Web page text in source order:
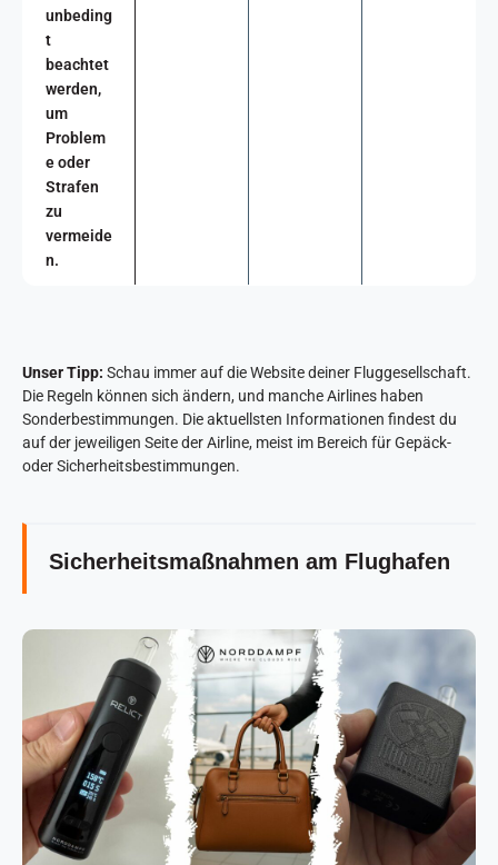
unbeding
t
beachtet
werden,
um
Problem
e oder
Strafen
zu
vermeide
n.
Unser Tipp: Schau immer auf die Website deiner Fluggesellschaft.
Die Regeln können sich ändern, und manche Airlines haben
Sonderbestimmungen. Die aktuellsten Informationen findest du
auf der jeweiligen Seite der Airline, meist im Bereich für Gepäck-
oder Sicherheitsbestimmungen.
Sicherheitsmaßnahmen am Flughafen